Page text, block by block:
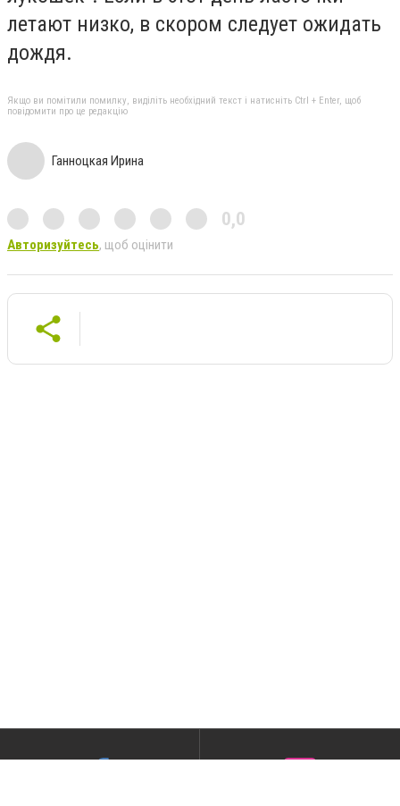
летают низко, в скором следует ожидать
дождя.
Якщо ви помітили помилку, виділіть необхідний текст і натисніть Ctrl + Enter, щоб
повідомити про це редакцію
Ганноцкая Ирина
0,0
Авторизуйтесь, щоб оцінити